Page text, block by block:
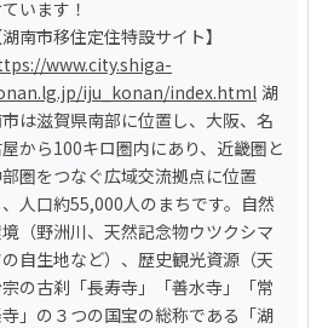
います！
www.city.shiga-
iju_konan/index.html 湖
は滋賀県南部に位置し、大阪、名
から100キロ圏内にあり、近畿圏と
圏をつなぐ広域交流拠点に位置
、人口約55,000人のまちです。自然
（野洲川、天然記念物ウツクシマ
自生地など）、歴史観光資源（天
の古刹「長寿寺」「善水寺」「常
」の３つの国宝の総称である「湖